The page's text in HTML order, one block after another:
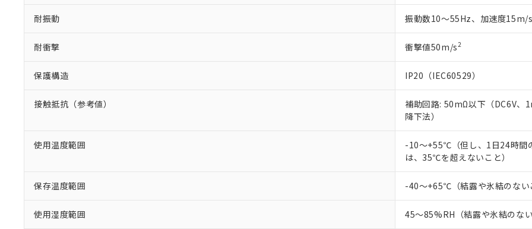
耐振動 振動数10～55Hz、加速度15m/
耐衝撃 衝撃値50m/s2
保護構造 IP20（IEC60529）
接触抵抗（参考値）
補助回路: 50mΩ以下（DC6V、
降下法）
使用温度範囲
-10～+55℃（但し、1日24時間
は、35℃を超えないこと）
保存温度範囲 -40～+65℃（結露や氷結のない
使用湿度範囲 45～85%RH（結露や氷結のない